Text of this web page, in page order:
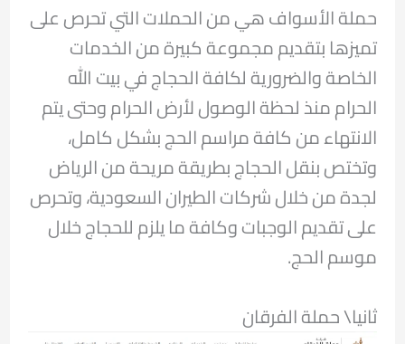
حملة الأسواف هي من الحملات التي تحرص على
تميزها بتقديم مجموعة كبيرة من الخدمات
الخاصة والضرورية لكافة الحجاج في بيت الله
الحرام منذ لحظة الوصول لأرض الحرام وحتى يتم
الانتهاء من كافة مراسم الحج بشكل كامل،
وتختص بنقل الحجاج بطريقة مريحة من الرياض
لجدة من خلال شركات الطيران السعودية، وتحرص
على تقديم الوجبات وكافة ما يلزم للحجاج خلال
موسم الحج.
ثانيا\ حملة الفرقان